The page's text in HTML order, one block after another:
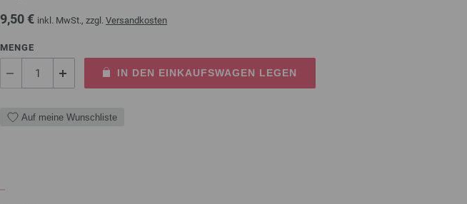
9,50 € inkl. MwSt., zzgl. Versandkosten
MENGE
IN DEN EINKAUFSWAGEN LEGEN
Auf meine Wunschliste